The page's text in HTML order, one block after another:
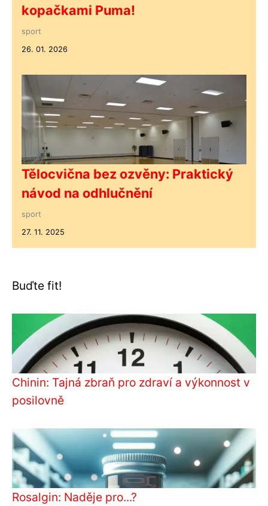
kopačkami Puma!
sport
26. 01. 2026
Tělocvična bez ozvěny: Praktický
návod na odhlučnění
sport
27. 11. 2025
Buďte fit!
Chinin: Tajná zbraň pro zdraví a výkonnost v
posilovně
Rosalgin: Naděje pro...?